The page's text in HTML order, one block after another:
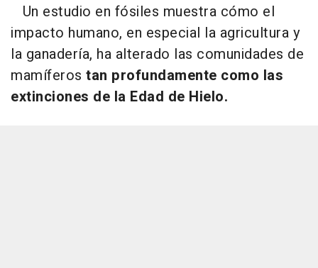
Un estudio en fósiles muestra cómo el
impacto humano, en especial la agricultura y
la ganadería, ha alterado las comunidades de
mamíferos tan profundamente como las
extinciones de la Edad de Hielo.